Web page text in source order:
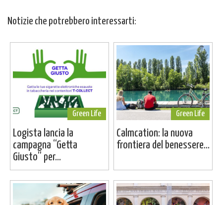
Notizie che potrebbero interessarti:
Green Life
Logista lancia la
campagna “Getta
Giusto” per...
Green Life
Calmcation: la nuova
frontiera del benessere...